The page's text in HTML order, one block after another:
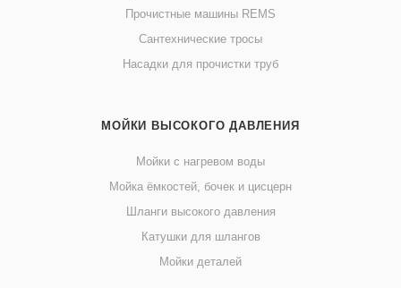
Прочистные машины REMS
Сантехнические тросы
Насадки для прочистки труб
МОЙКИ ВЫСОКОГО ДАВЛЕНИЯ
Мойки с нагревом воды
Мойка ёмкостей, бочек и цисцерн
Шланги высокого давления
Катушки для шлангов
Мойки деталей